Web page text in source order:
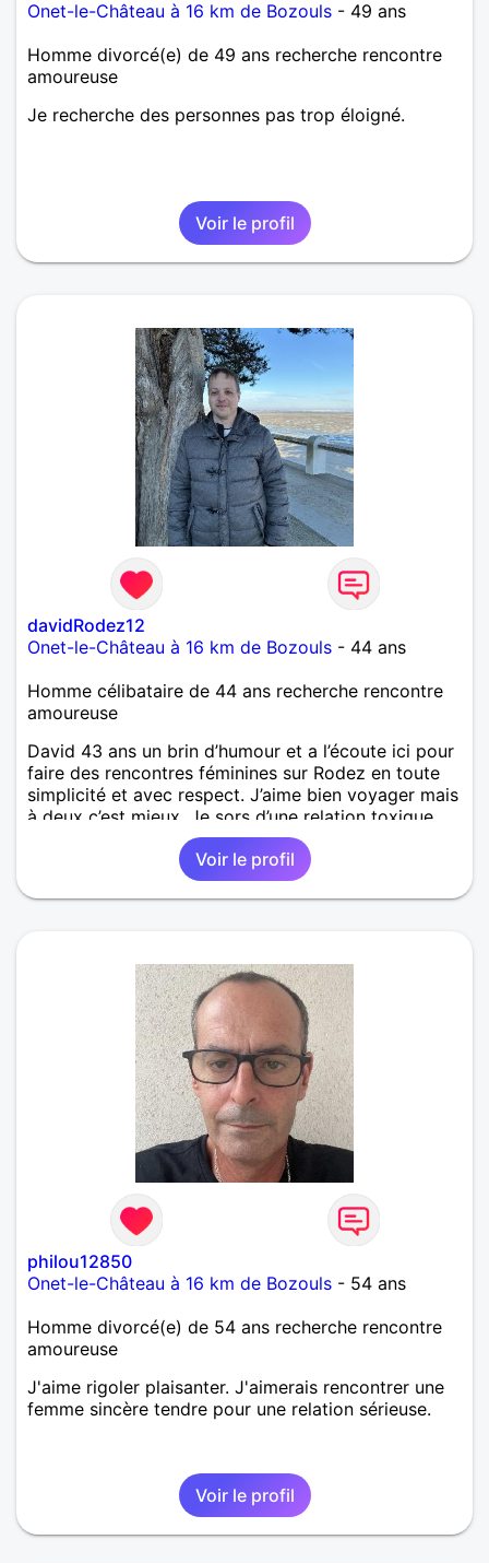
Onet-le-Château à 16 km de Bozouls - 49 ans
Homme divorcé(e) de 49 ans recherche rencontre
amoureuse
Je recherche des personnes pas trop éloigné.
Voir le profil
davidRodez12
Onet-le-Château à 16 km de Bozouls - 44 ans
Homme célibataire de 44 ans recherche rencontre
amoureuse
David 43 ans un brin d’humour et a l’écoute ici pour
faire des rencontres féminines sur Rodez en toute
simplicité et avec respect. J’aime bien voyager mais
à deux c’est mieux. Je sors d’une relation toxique.
Voir le profil
philou12850
Onet-le-Château à 16 km de Bozouls - 54 ans
Homme divorcé(e) de 54 ans recherche rencontre
amoureuse
J'aime rigoler plaisanter. J'aimerais rencontrer une
femme sincère tendre pour une relation sérieuse.
Voir le profil